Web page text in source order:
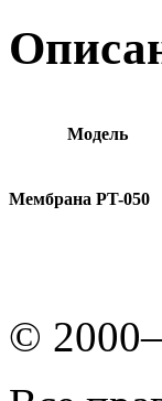
Модель
Мембрана PT-050
©